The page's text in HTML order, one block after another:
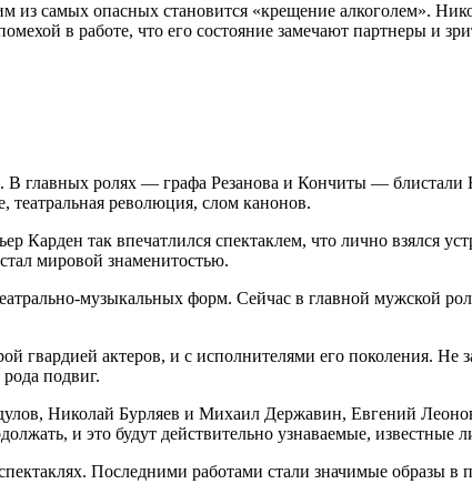
из самых опасных становится «крещение алкоголем».
в работе, что его состояние замечают партнеры и
главных ролях — графа Резанова и Кончиты —
театральная революция, слом канонов.
Карден так впечатлился спектаклем, что лично взялся
мировой знаменитостью.
музыкальных форм. Сейчас в главной мужской
гвардией актеров, и с исполнителями его поколения. Не
подвиг.
Николай Бурляев и Михаил Державин, Евгений
и это будут действительно узнаваемые, известные
Последними работами стали значимые образы в